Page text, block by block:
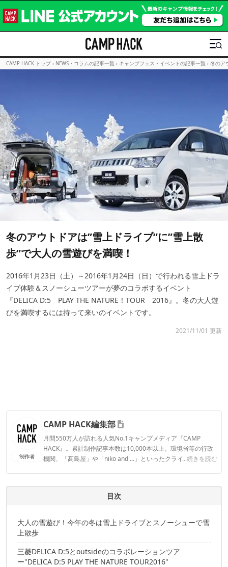
CAMP HACK トップ › NEWS・コラムの記事一覧 › キャンプフェス・イベントの記事一覧 › 冬のア
冬のアウトドアは”雪上ドライブ”に”雪上散
歩”で大人の雪遊びを満喫！
2016年1月23日（土）～2016年1月24日（日）で行われる雪上ドラ
イブ体験＆スノーシューツアーが夢のコラボするイベント
『DELICA D:5 PLAY THE NATURE！TOUR 2016』。冬の大人遊
びを満喫するには持って来いのイベントです。
2021/11/01 更新
制作者
CAMP HACK編集部
月間550万人が訪れる人気No.1キャンプメディア『CAMP
HACK』。累計制作記事本数は10,000本以上。環境省等の行政
機関、「髙島屋」や「niko and ...」といったクライアントとの
...続きを読む
CAMP HACK編集部のプロフィール
目次
大人の雪遊び！今年の冬は雪上ドライブとスノーシューで雪
上散歩
三菱DELICA D:5とoutsideのコラボレーションツア
ー"DELICA D:5 PLAY THE NATURE TOUR2016"